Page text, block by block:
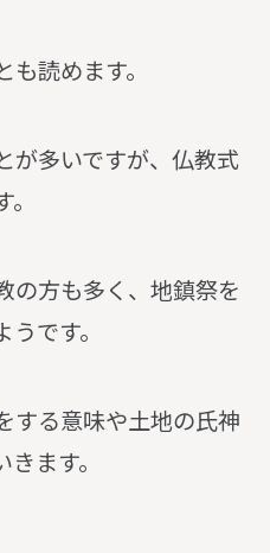
も読めます。
が多いですが、仏教式
の方も多く、地鎮祭を
です。
する意味や土地の氏神
ます。